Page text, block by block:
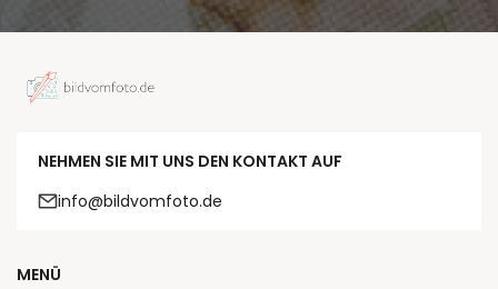
NEHMEN SIE MIT UNS DEN KONTAKT AUF
info@bildvomfoto.de
MENÜ